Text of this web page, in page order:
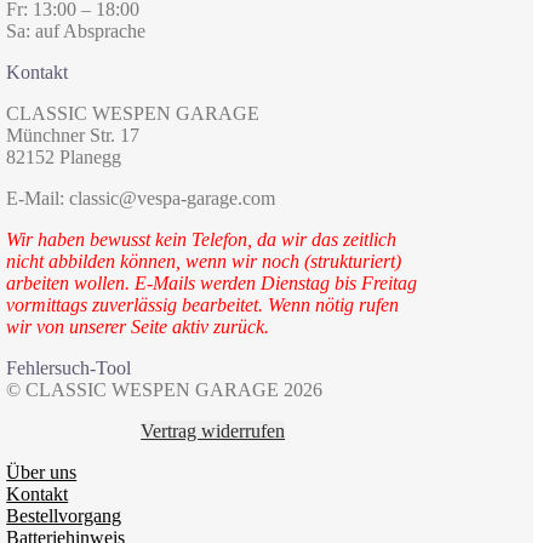
Fr: 13:00 – 18:00
Sa: auf Absprache
Kontakt
CLASSIC WESPEN GARAGE
Münchner Str. 17
82152 Planegg
E-Mail: classic@vespa-garage.com
Wir haben bewusst kein Telefon, da wir das zeitlich
nicht abbilden können, wenn wir noch (strukturiert)
arbeiten wollen. E-Mails werden Dienstag bis Freitag
vormittags zuverlässig bearbeitet. Wenn nötig rufen
wir von unserer Seite aktiv zurück.
Fehlersuch-Tool
© CLASSIC WESPEN GARAGE 2026
Vertrag widerrufen
Über uns
Kontakt
Bestellvorgang
Batteriehinweis